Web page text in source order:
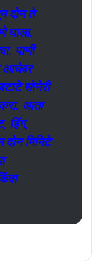
दोन ते
घाला.
पाणी
आचेवर
सोनेरी
आता
हिंग,
मिनिटे